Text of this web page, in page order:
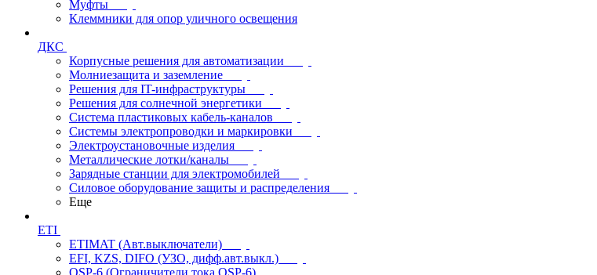
Муфты
Клеммники для опор уличного освещения
ДКС
Корпусные решения для автоматизации
Молниезащита и заземление
Решения для IT-инфраструктуры
Решения для солнечной энергетики
Система пластиковых кабель-каналов
Системы электропроводки и маркировки
Электроустановочные изделия
Металлические лотки/каналы
Зарядные станции для электромобилей
Силовое оборудование защиты и распределения
Еще
ETI
ETIMAT (Авт.выключатели)
EFI, KZS, DIFO (УЗО, дифф.авт.выкл.)
OSP-6 (Ограничители тока OSP-6)